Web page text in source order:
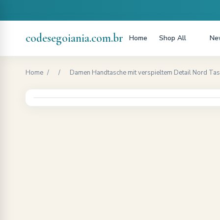
codesegoiania.com.br Home Shop All
Home / / Damen Handtasche mit verspieltem Detail Nord